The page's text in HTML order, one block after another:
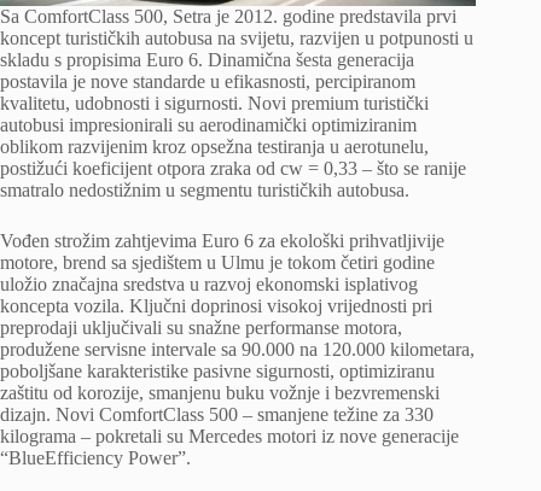
Sa ComfortClass 500, Setra je 2012. godine predstavila prvi
koncept turističkih autobusa na svijetu, razvijen u potpunosti u
skladu s propisima Euro 6. Dinamična šesta generacija
postavila je nove standarde u efikasnosti, percipiranom
kvalitetu, udobnosti i sigurnosti. Novi premium turistički
autobusi impresionirali su aerodinamički optimiziranim
oblikom razvijenim kroz opsežna testiranja u aerotunelu,
postižući koeficijent otpora zraka od cw = 0,33 – što se ranije
smatralo nedostižnim u segmentu turističkih autobusa.
Vođen strožim zahtjevima Euro 6 za ekološki prihvatljivije
motore, brend sa sjedištem u Ulmu je tokom četiri godine
uložio značajna sredstva u razvoj ekonomski isplativog
koncepta vozila. Ključni doprinosi visokoj vrijednosti pri
preprodaji uključivali su snažne performanse motora,
produžene servisne intervale sa 90.000 na 120.000 kilometara,
poboljšane karakteristike pasivne sigurnosti, optimiziranu
zaštitu od korozije, smanjenu buku vožnje i bezvremenski
dizajn. Novi ComfortClass 500 – smanjene težine za 330
kilograma – pokretali su Mercedes motori iz nove generacije
“BlueEfficiency Power”.